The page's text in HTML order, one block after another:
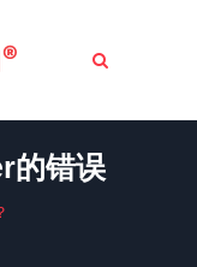
的错误